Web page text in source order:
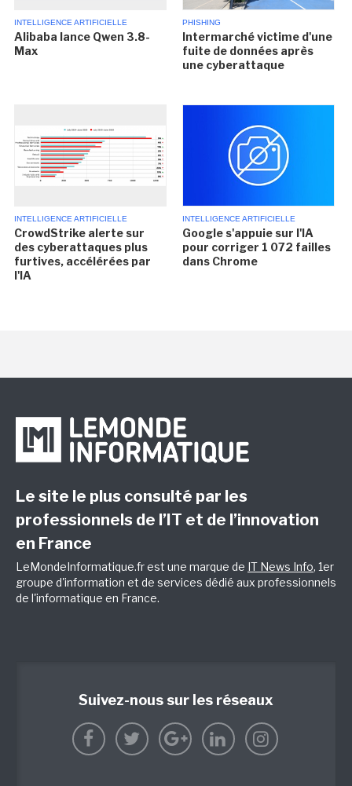
INTELLIGENCE ARTIFICIELLE
Alibaba lance Qwen 3.8-
Max
PHISHING
Intermarché victime d'une
fuite de données après
une cyberattaque
INTELLIGENCE ARTIFICIELLE
CrowdStrike alerte sur
des cyberattaques plus
furtives, accélérées par
l'IA
INTELLIGENCE ARTIFICIELLE
Google s'appuie sur l'IA
pour corriger 1 072 failles
dans Chrome
Le site le plus consulté par les
professionnels de l’IT et de l’innovation
en France
LeMondeInformatique.fr est une marque de IT News Info, 1er
groupe d'information et de services dédié aux professionnels
de l'informatique en France.
Suivez-nous sur les réseaux